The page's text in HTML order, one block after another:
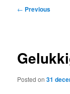
content
content
Post
← Previous
Posted on31